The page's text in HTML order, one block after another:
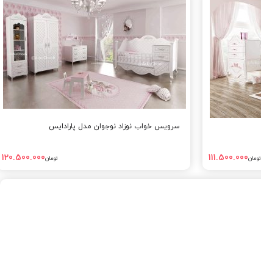
تومان111.500.000
سرویس خواب نوزاد نوجوان مدل پارادایس
تومان120.500.000